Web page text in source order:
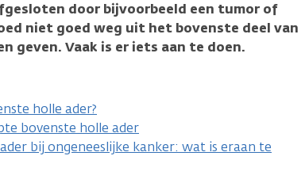
door bijvoorbeeld een tumor of
niet goed weg uit het bovenste deel van
geven. Vaak is er iets aan te doen.
holle ader?
bovenste holle ader
bij ongeneeslijke kanker: wat is eraan te